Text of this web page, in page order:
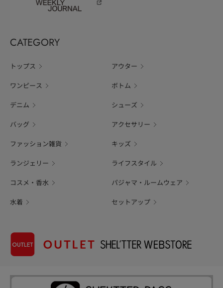
CATEGORY
トップス アウター
ワンピース ボトム
デニム シューズ
バッグ アクセサリー
ファッション雑貨 キッズ
ランジェリー ライフスタイル
コスメ・香水 パジャマ・ルームウェア
水着 セットアップ